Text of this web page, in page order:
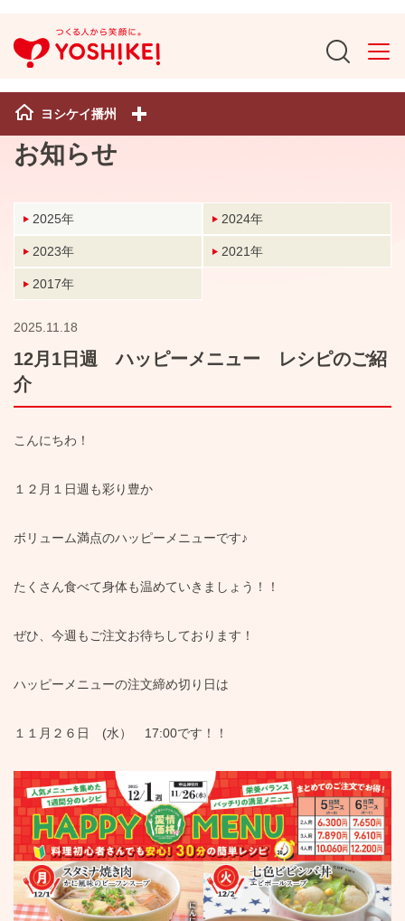
ヨシケイ播州
お知らせ
2025年 2024年
2023年 2021年
2017年
2025.11.18
12月1日週 ハッピーメニュー レシピのご紹
介
こんにちわ！
１２月１日週も彩り豊か
ボリューム満点のハッピーメニューです♪
たくさん食べて身体も温めていきましょう！！
ぜひ、今週もご注文お待ちしております！
ハッピーメニューの注文締め切り日は
１１月２６日 (水） 17:00です！！